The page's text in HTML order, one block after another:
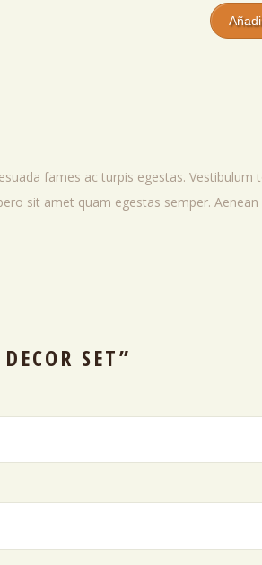
fames ac turpis egestas. Vestibulum
sit amet quam egestas semper. Aenean
SET”